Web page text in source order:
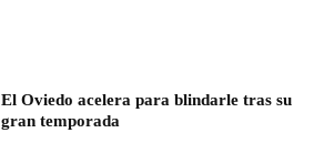
El Oviedo acelera para blindarle tras su
gran temporada